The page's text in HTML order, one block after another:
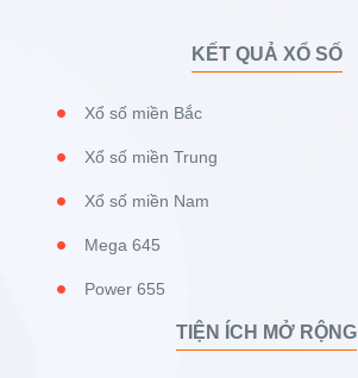
KẾT QUẢ XỔ SỐ
Xổ số miền Bắc
Xổ số miền Trung
Xổ số miền Nam
Mega 645
Power 655
TIỆN ÍCH MỞ RỘNG